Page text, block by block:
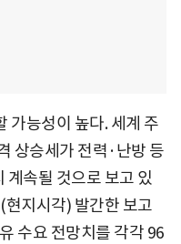
가능성이 높다. 세계 주
상승세가 전력·난방 등
계속될 것으로 보고 있
지시각) 발간한 보고
수요 전망치를 각각 96